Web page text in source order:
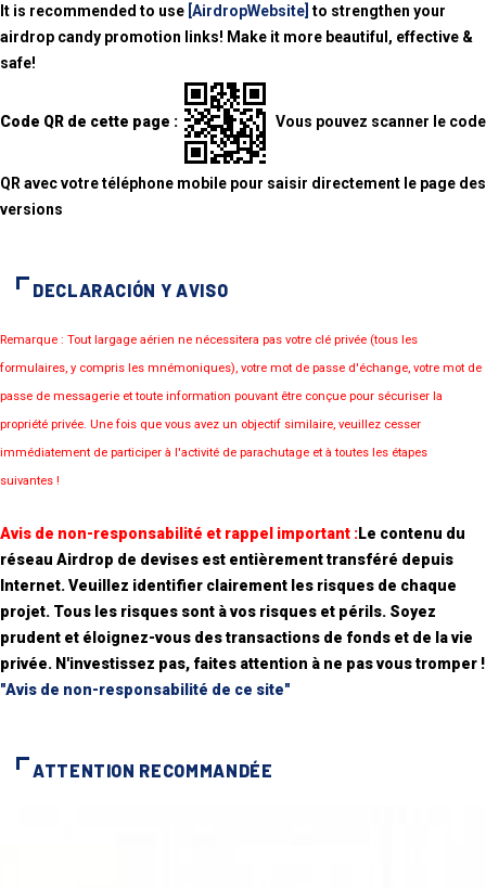
It is recommended to use [AirdropWebsite] to strengthen your
airdrop candy promotion links! Make it more beautiful, effective &
safe!
Code QR de cette page : Vous pouvez scanner le code
QR avec votre téléphone mobile pour saisir directement le page des
versions
DECLARACIÓN Y AVISO
Remarque : Tout largage aérien ne nécessitera pas votre clé privée (tous les
formulaires, y compris les mnémoniques), votre mot de passe d'échange, votre mot de
passe de messagerie et toute information pouvant être conçue pour sécuriser la
propriété privée. Une fois que vous avez un objectif similaire, veuillez cesser
immédiatement de participer à l'activité de parachutage et à toutes les étapes
suivantes !
Avis de non-responsabilité et rappel important :Le contenu du
réseau Airdrop de devises est entièrement transféré depuis
Internet. Veuillez identifier clairement les risques de chaque
projet. Tous les risques sont à vos risques et périls. Soyez
prudent et éloignez-vous des transactions de fonds et de la vie
privée. N'investissez pas, faites attention à ne pas vous tromper !
"Avis de non-responsabilité de ce site"
ATTENTION RECOMMANDÉE